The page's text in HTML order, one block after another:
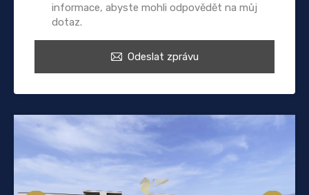
informace, abyste mohli odpovědět na můj
dotaz.
Odeslat zprávu